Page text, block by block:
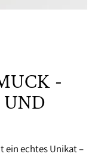
-
ein echtes Unikat –